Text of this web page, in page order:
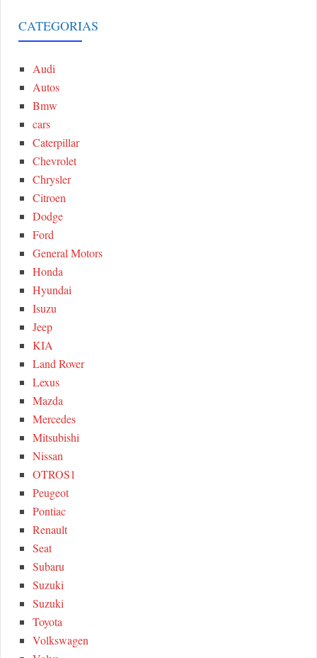
r
c
CATEGORIAS
Audi
Autos
Bmw
cars
Caterpillar
Chevrolet
Chrysler
Citroen
Dodge
Ford
General Motors
Honda
Hyundai
Isuzu
Jeep
KIA
Land Rover
Lexus
Mazda
Mercedes
Mitsubishi
Nissan
OTROS1
Peugeot
Pontiac
Renault
Seat
Subaru
Suzuki
Suzuki
Toyota
Volkswagen